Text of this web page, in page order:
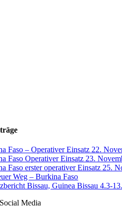
Faso – Operativer Einsatz 22.
Faso Operativer Einsatz 23.
Faso erster operativer Einsatz 25.
Weg – Burkina Faso
Bissau, Guinea Bissau 4.3-
Social Media